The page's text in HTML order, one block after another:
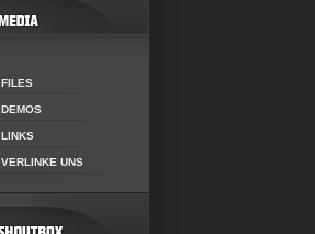
FILES
DEMOS
LINKS
VERLINKE UNS